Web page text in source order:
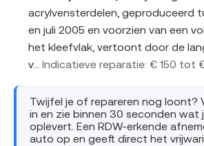
acrylvensterdelen, geproduceerd
en juli 2005 en voorzien van een
het kleefvlak, vertoont door de
v... Indicatieve reparatie: € 150 tot
Twijfel je of repareren nog loont?
in en zie binnen 30 seconden wat
oplevert. Een RDW-erkende
auto op en geeft direct het